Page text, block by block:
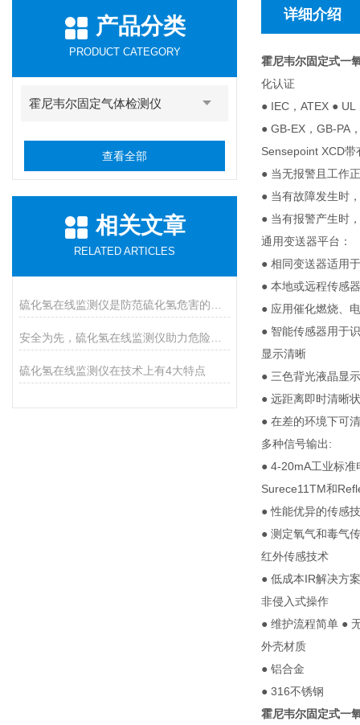
产品分类
PRODUCT CATEGORY
霍尼韦尔固定气体检测仪
查看全部
相关文章
RELATED ARTICLES
硫化氢在线监测仪在技术上有4大特点
详细介绍
霍尼韦尔固定式一
化认证
● IEC，ATEX ● UL
● GB-EX，GB-PA
Sensepoint XCD
● 当无报警且工作
● 当有故障发生时
● 当有报警产生时
通用变送器平台：
● 相同变送器适用
● 本地或远程传感
● 应用催化燃烧、
● 智能传感器用于
显示清晰
● 三色背光液晶显
● 远距离即时清晰
● 在差的环境下可
多种信号输出:
● 4-20mA工业标
Surece11TM和
● 性能优异的传感
● 测定氧气和毒气
红外传感技术
● 低成本IR解决方
非侵入式操作
● 维护流程简单 ●
外壳材质
● 铝合金
● 316不锈钢
霍尼韦尔固定式一